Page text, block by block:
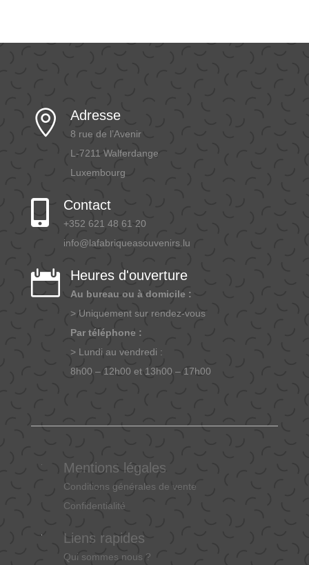
 Adresse
8 rue de l’Avenir
L-7211 Walferdange
Luxembourg
 Contact
+352 621 48 61 20
info@lafabriqueasouvenirs.lu
 Heures d'ouverture
Au bureau ou à domicile :
> Uniquement sur rendez-vous
Par téléphone :
> Lundi au vendredi :
8h00 – 12h00 et 13h00 – 17h00
Mentions légales
Conditions générales de vente
Confidentialité
Liens rapides
Qui sommes nous ?